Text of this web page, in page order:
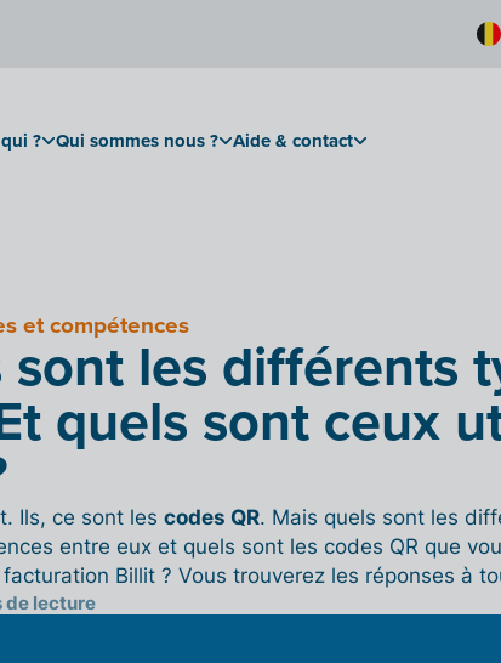
? Qui sommes nous ? Aide & contact
et compétences
sont les différents
quels sont ceux
Ils, ce sont les codes QR. Mais quels sont les
entre eux et quels sont les codes QR que
Billit ? Vous trouverez les réponses à
de lecture